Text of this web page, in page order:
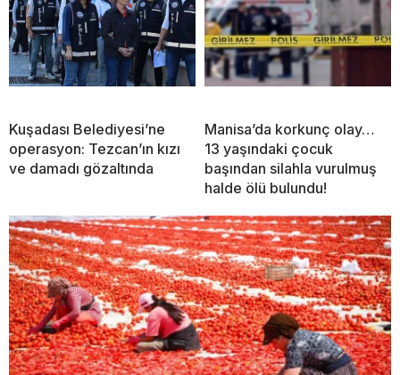
Kuşadası Belediyesi’ne
operasyon: Tezcan’ın kızı
ve damadı gözaltında
Manisa’da korkunç olay…
13 yaşındaki çocuk
başından silahla vurulmuş
halde ölü bulundu!